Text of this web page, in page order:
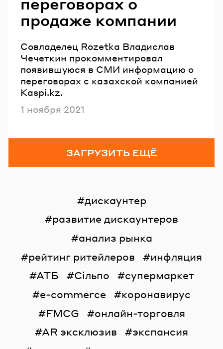
продаже компании
Совладелец Rozetka Владислав
Чечеткин прокомментировал
появившуюся в СМИ информацию о
переговорах с казахской компанией
Kaspi.kz.
Опубликовано
1 ноября 2021
ЗАГРУЗИТЬ ЕЩЁ
дискаунтер
развитие дискаунтеров
анализ рынка
рейтинг ритейлеров
инфляция
АТБ
Сільпо
супермаркет
e-commerce
коронавирус
FMCG
онлайн-торговля
AR эксклюзив
экспансия